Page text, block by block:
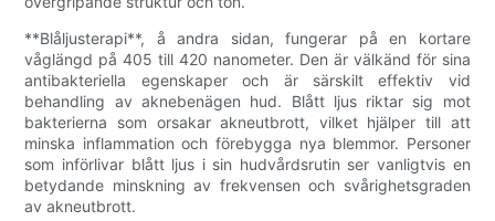
**Blåljusterapi**, å andra sidan, fungerar på en kortare
våglängd på 405 till 420 nanometer. Den är välkänd för sina
antibakteriella egenskaper och är särskilt effektiv vid
behandling av aknebenägen hud. Blått ljus riktar sig mot
bakterierna som orsakar akneutbrott, vilket hjälper till att
minska inflammation och förebygga nya blemmor. Personer
som införlivar blått ljus i sin hudvårdsrutin ser vanligtvis en
betydande minskning av frekvensen och svårighetsgraden
av akneutbrott.